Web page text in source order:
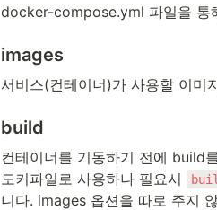
docker-compose.yml 파일을 통
images
서비스(컨테이너)가 사용할 이미
build
컨테이너를 기동하기 전에 build
도커파일로 사용하나 필요시
니다. images 옵션을 따로 주지